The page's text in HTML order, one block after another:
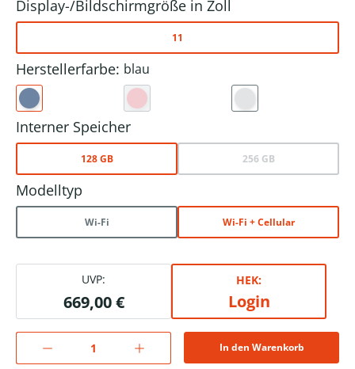
Display-/Bildschirmgröße in Zoll
11
Herstellerfarbe: blau
Interner Speicher
128 GB 256 GB
Modelltyp
Wi-Fi Wi-Fi + Cellular
UVP:
669,00 €
HEK:
Login
In den Warenkorb